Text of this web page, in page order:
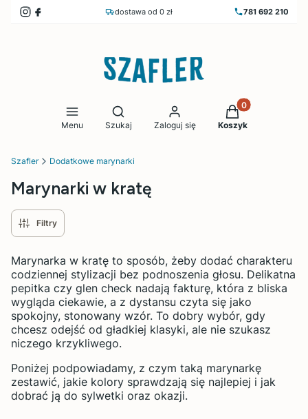
dostawa od 0 zł 781 692 210
Menu
Otwórz wyszukiwarkę
Szukaj Zaloguj się
Produkty w
Koszyk
Szafler Dodatkowe marynarki
Marynarki w kratę
Filtry
Marynarka w kratę to sposób, żeby dodać charakteru
codziennej stylizacji bez podnoszenia głosu. Delikatna
pepitka czy glen check nadają fakturę, która z bliska
wygląda ciekawie, a z dystansu czyta się jako
spokojny, stonowany wzór. To dobry wybór, gdy
chcesz odejść od gładkiej klasyki, ale nie szukasz
niczego krzykliwego.
Poniżej podpowiadamy, z czym taką marynarkę
zestawić, jakie kolory sprawdzają się najlepiej i jak
dobrać ją do sylwetki oraz okazji.